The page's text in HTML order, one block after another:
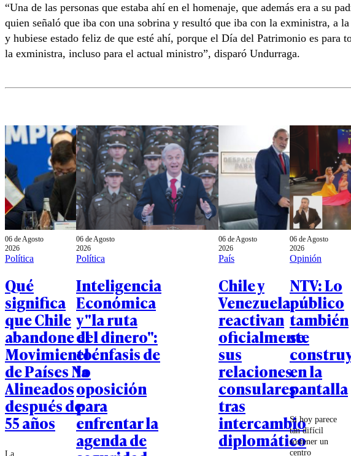
“Una de las personas que estaba ahí en el homenaje, que además era a su
quien señaló que iba con una sobrina y resultó que iba con la exministra, a
y hubiese estado feliz de que esté ahí, porque el Día del Patrimonio es para
la exministra, incluso para el actual ministro”, disparó Undurraga.
06 de Agosto
2026
Política
Qué
significa
que Chile
abandone el
Movimiento
de Países No
Alineados
después de
55 años
La
06 de Agosto
2026
Política
Inteligencia
Económica
y "la ruta
del dinero":
el énfasis de
la
oposición
para
enfrentar la
agenda de
06 de Agosto
2026
País
Chile y
Venezuela
reactivan
oficialmente
sus
relaciones
consulares
tras
intercambio
diplomático
06 de Agosto
2026
Opinión
NTV: Lo
público
también
se
en la
pantalla
Si hoy parece
tan difícil
sostener un
centro